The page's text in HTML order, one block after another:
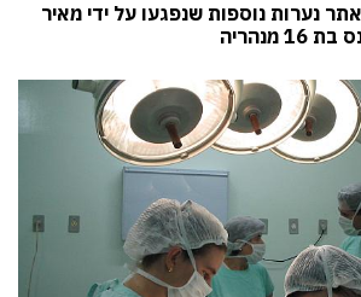
נערות נוספות שנפגעו על ידי מאיר